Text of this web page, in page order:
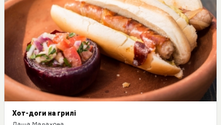
Хот-доги на грилі